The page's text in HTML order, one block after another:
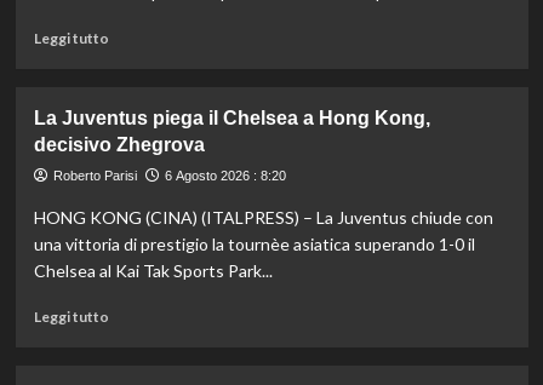
arriva
nel
sincro
Pizzini
Leggi tuttoLeggi
Fifa,
Priante
(Siga)
credibilità
del
sistema
La Juventus piega il Chelsea a Hong Kong,
decisivo Zhegrova
Roberto Parisi 6 Agosto 2026 : 8:20
HONG KONG (CINA) (ITALPRESS) – La Juventus chiude con
una vittoria di prestigio la tournèe asiatica superando 1-0 il
Chelsea al Kai Tak Sports Park...
Leggi tuttoLeggi